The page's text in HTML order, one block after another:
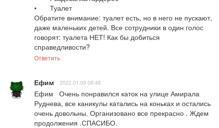
•	Туалет
Обратите внимание: туалет есть, но в него не пускают,
даже маленьких детей. Все сотрудники в один голос
говорят: туалета НЕТ! Как бы добиться
справедливости?
Ответить
Ефим 2022.01.09 08:48
Ефим   Очень понравился каток на улице Амирала
Руднева, все каникулы катались на коньках и остались
очень довольны. Организовано все прекрасно . Ждем
продолжения .СПАСИБО.